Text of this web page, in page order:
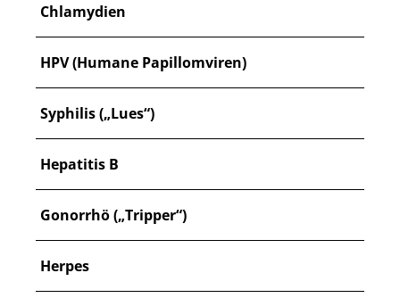
Chlamydien
HPV (Humane Papillomviren)
Syphilis („Lues“)
Hepatitis B
Gonorrhö („Tripper“)
Herpes